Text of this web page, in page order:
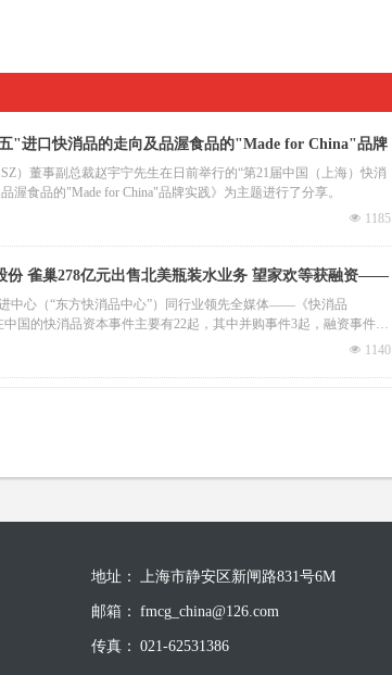
"进口快消品的走向及品渥食品的"Made for China"品牌
）董事副总裁赵宇宁先生在日前举行的“第21届中国（上海）快消
食品的"Made for China"品牌实践》为主题进行了分享。
넶 1185
份 雀巢278亿元出售北美瓶装水业务 望家欢等获融资——
中心（“东方快消品中心”）同行业领先全媒体——《快消品
国的快消品资本事件主要有22起，其中并购事件3起，融资事件19
品资本事件主要有7起。纵观“2021年2月快消品资本并购主要事
7亿融资；美瞳品牌Moody、海伦司小酒馆、婴儿食品品牌宝宝馋
넶 1140
地址： 上海市静安区新闸路831号6M
邮箱： fmcg_china@126.com
传真： 021-62531386